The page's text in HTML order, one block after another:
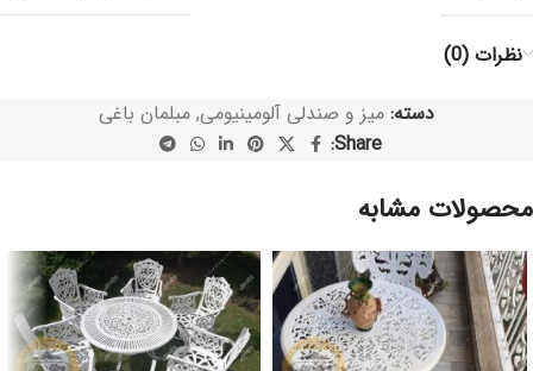
نظرات (0)
دسته: میز و صندلی آلومینیومی, مبلمان باغی
Share:
محصولات مشابه